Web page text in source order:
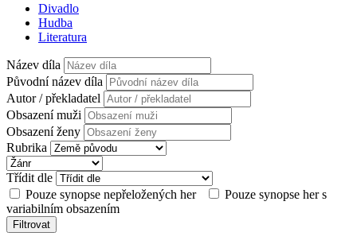
Divadlo
Hudba
Literatura
Název díla
Původní název díla
Autor / překladatel
Obsazení muži
Obsazení ženy
Rubrika
Třídit dle
Pouze synopse nepřeložených her
Pouze synopse her s
variabilním obsazením
Filtrovat